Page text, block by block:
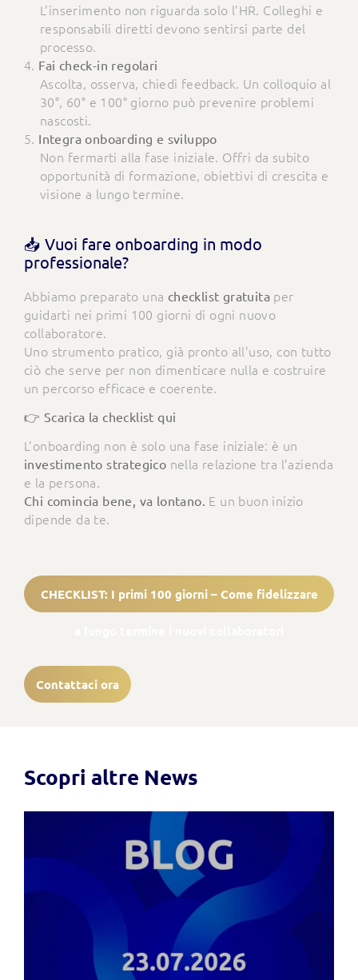
L’inserimento non riguarda solo l’HR. Colleghi e
responsabili diretti devono sentirsi parte del
processo.
Fai check-in regolari
Ascolta, osserva, chiedi feedback. Un colloquio al
30°, 60° e 100° giorno può prevenire problemi
nascosti.
Integra onboarding e sviluppo
Non fermarti alla fase iniziale. Offri da subito
opportunità di formazione, obiettivi di crescita e
visione a lungo termine.
📥 Vuoi fare onboarding in modo
professionale?
Abbiamo preparato una checklist gratuita per
guidarti nei primi 100 giorni di ogni nuovo
collaboratore.
Uno strumento pratico, già pronto all’uso, con tutto
ciò che serve per non dimenticare nulla e costruire
un percorso efficace e coerente.
👉 Scarica la checklist qui
L’onboarding non è solo una fase iniziale: è un
investimento strategico nella relazione tra l’azienda
e la persona.
Chi comincia bene, va lontano. E un buon inizio
dipende da te.
CHECKLIST: I primi 100 giorni – Come fidelizzare
Contattaci ora
Scopri altre News